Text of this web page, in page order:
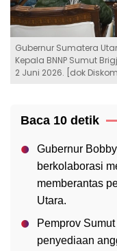
Gubernur Sumatera
Kepala BNNP Sumut
2 Juni 2026. [dok
Baca 10 detik
Gubernur
berkolaborasi
memberantas
Utara.
Pemprov
penyediaan